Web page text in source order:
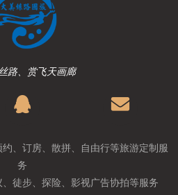
路、赏飞天画廊
、订房、散拼、自由行等旅游定制服
务
徒步、探险、影视广告协拍等服务